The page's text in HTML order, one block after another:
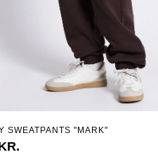
SWEATPANTS "MARK"